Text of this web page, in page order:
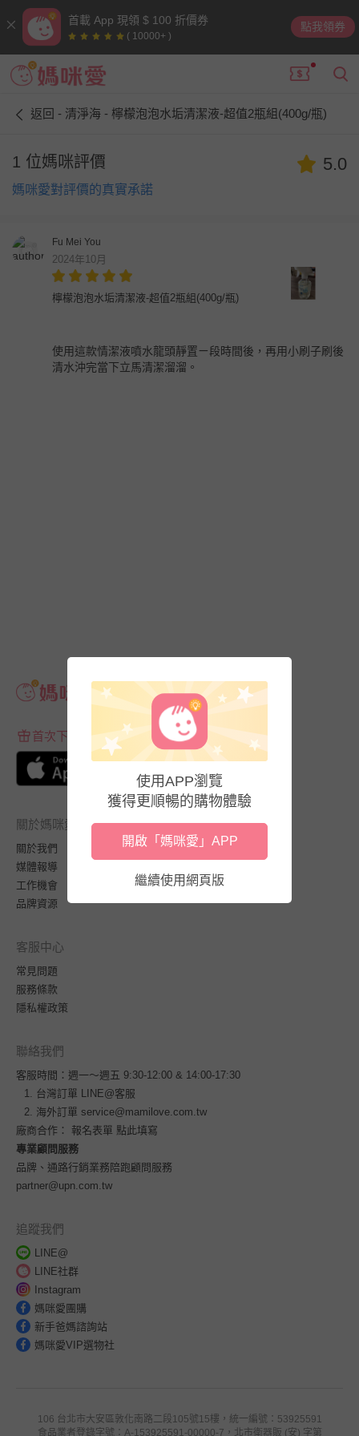
首載 App 現領 $ 100 折價券
( 10000+ )
點我領券
返回 - 清淨海 - 檸檬泡泡水垢清潔液-超值2瓶組(400g/瓶)
1 位媽咪評價
媽咪愛對評價的真實承諾
5.0
Fu Mei You
2024年10月
檸檬泡泡水垢清潔液-超值2瓶組(400g/瓶)
使用這款情潔液噴水龍頭靜置ㄧ段時間後，再用小刷子刷後
清水沖完當下立馬清潔溜溜。
首次下載APP送$100折價券
關於媽咪愛
關於我們
媒體報導
工作機會
品牌資源
客服中心
常見問題
服務條款
隱私權政策
聯絡我們
客服時間：週一～週五 9:30-12:00 & 14:00-17:30
台灣訂單
LINE@客服
海外訂單 service@mamilove.com.tw
廠商合作： 報名表單 點此填寫
專業顧問服務
品牌、通路行銷業務陪跑顧問服務
partner@upn.com.tw
追蹤我們
LINE@
LINE社群
Instagram
媽咪愛團購
新手爸媽諮詢站
媽咪愛VIP選物社
106 台北市大安區敦化南路二段105號15樓，統一編號：53925591
食品業者登錄字號：A-153925591-00000-7，北市衛器販 (安) 字第
使用APP瀏覽
獲得更順暢的購物體驗
開啟「媽咪愛」APP
繼續使用網頁版